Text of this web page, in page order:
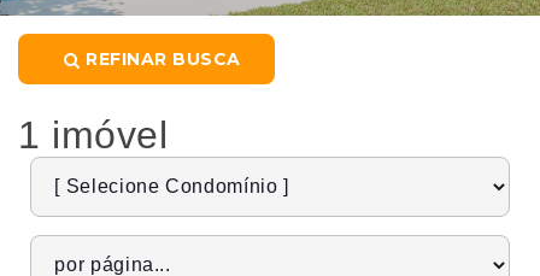
REFINAR BUSCA
1 imóvel